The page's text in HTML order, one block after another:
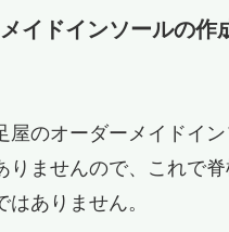
イドインソールの作
屋のオーダーメイドイ
りませんので、これで
はありません。